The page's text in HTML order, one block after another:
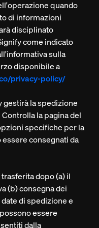
quando
di informazioni
disciplinato
come indicato
sulla
disponibile a
privacy-policy/
gestirà la spedizione
la pagina del
specifiche per la
consegnati da
dopo (a) il
(b) consegna dei
di spedizione e
essere
dalla